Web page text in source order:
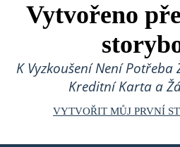
Vytvořeno
K Vyzkoušení Není
Kreditní Karta a
VYTVOŘIT MŮJ PRVNÍ